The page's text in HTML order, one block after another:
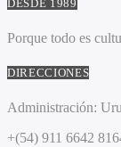
DESDE 1989
Porque todo es
DIRECCIONES
Administración:
+(54) 911 6642